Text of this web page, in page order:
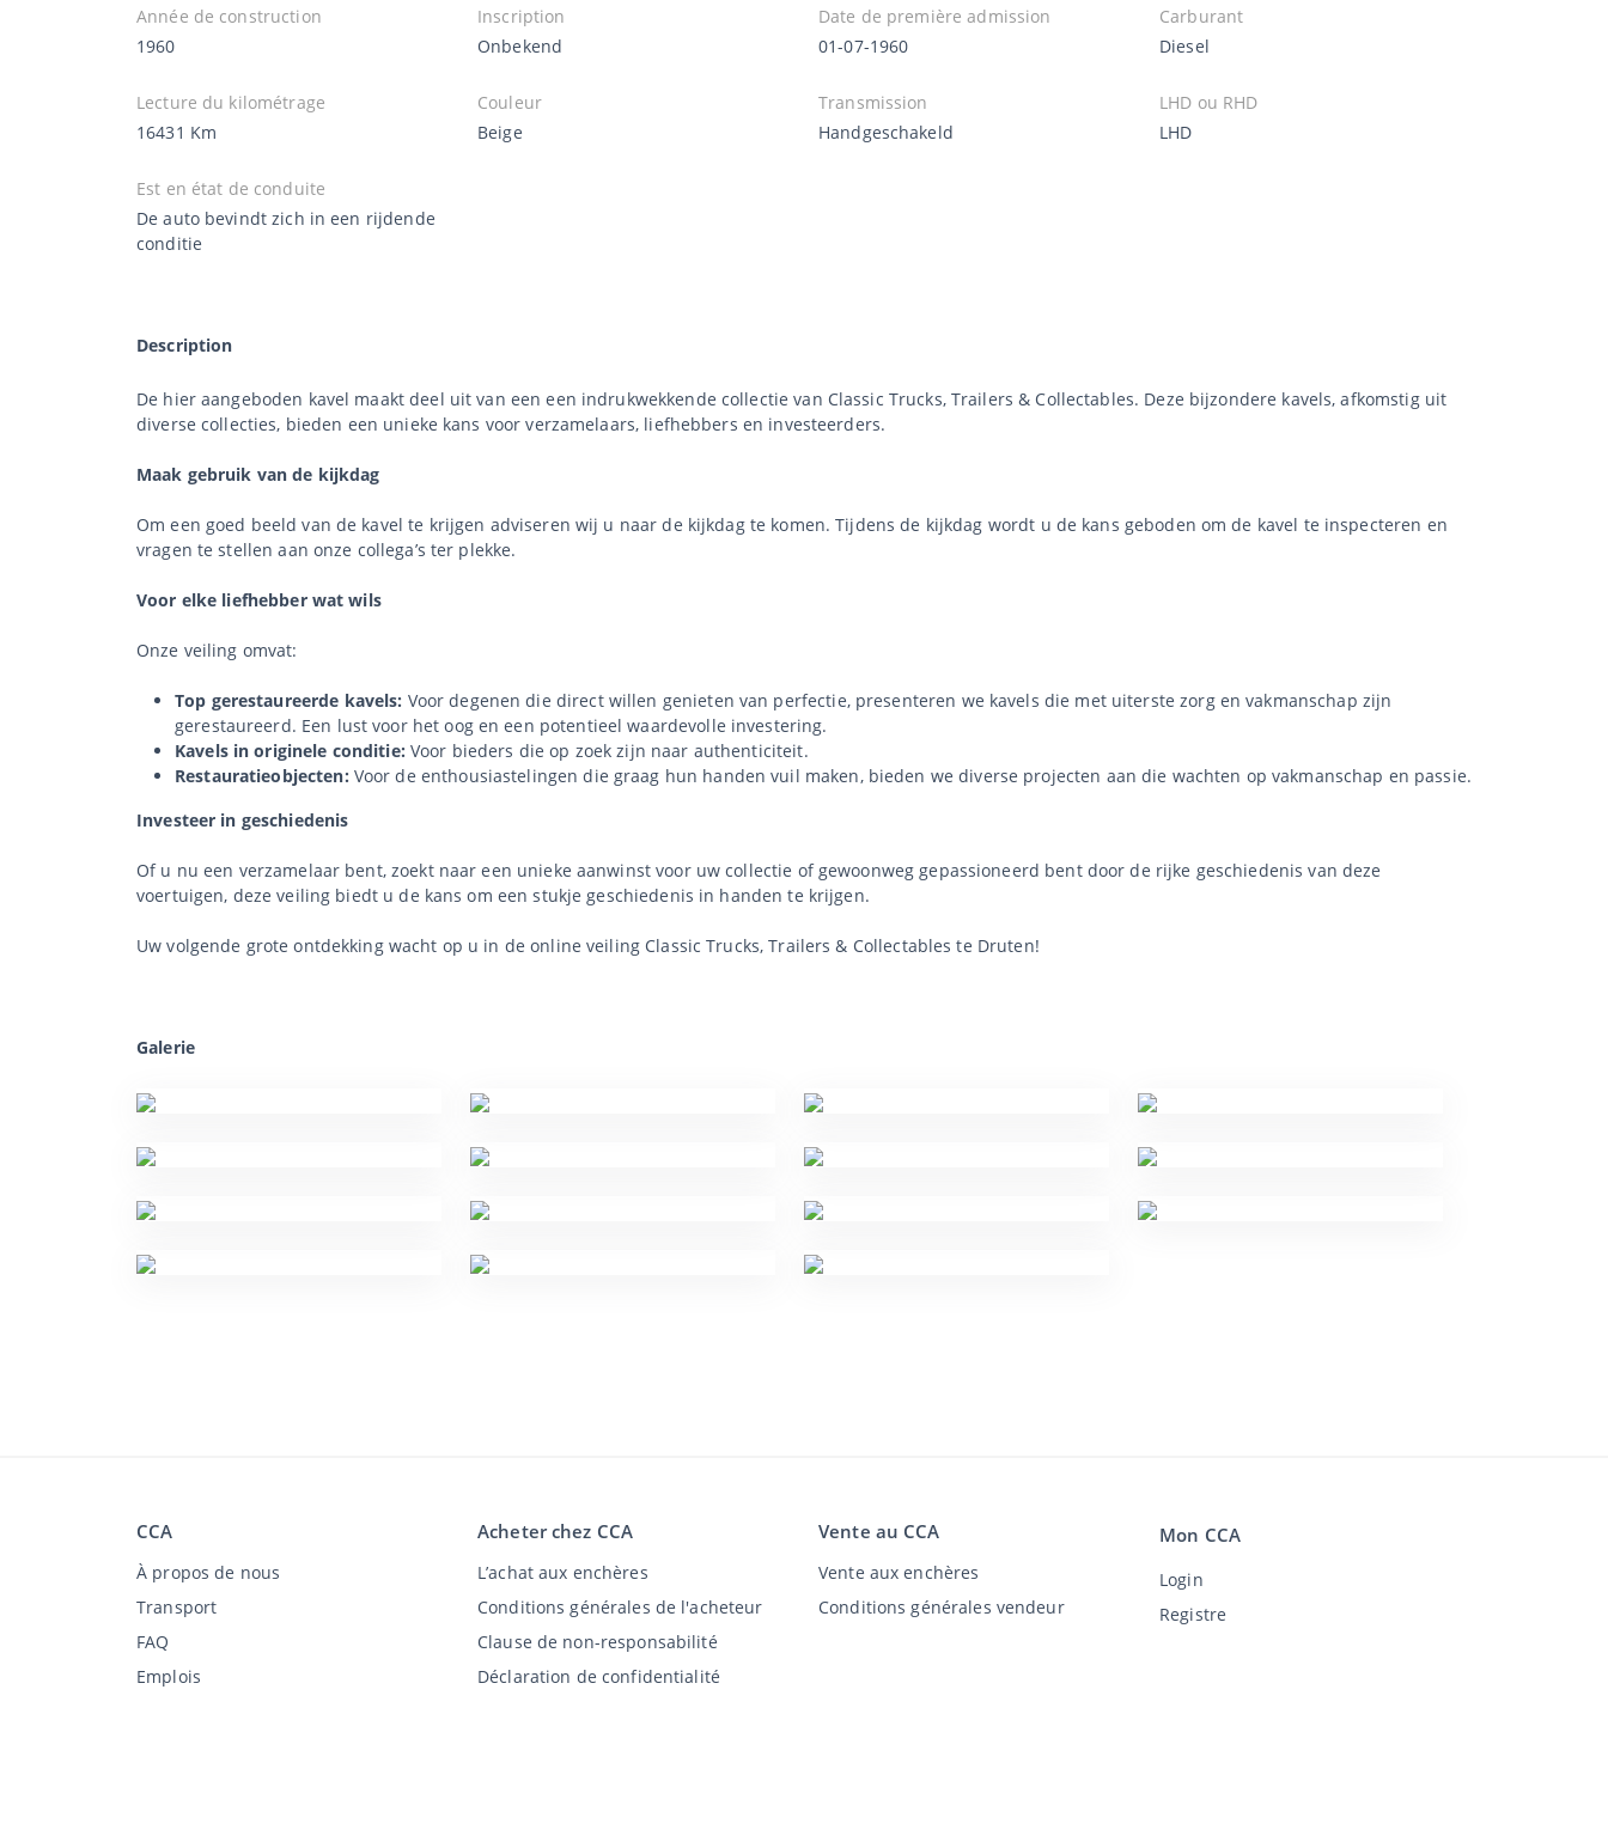
Année de construction
1960
Inscription
Onbekend
Date de première admission
01-07-1960
Carburant
Diesel
Lecture du kilométrage
16431 Km
Couleur
Beige
Transmission
Handgeschakeld
LHD ou RHD
LHD
Est en état de conduite
De auto bevindt zich in een rijdende
conditie
Description
De hier aangeboden kavel maakt deel uit van een een indrukwekkende collectie van Classic Trucks, Trailers & Collectables. Deze bijzondere kavels, afkomstig uit
diverse collecties, bieden een unieke kans voor verzamelaars, liefhebbers en investeerders.
Maak gebruik van de kijkdag
Om een goed beeld van de kavel te krijgen adviseren wij u naar de kijkdag te komen. Tijdens de kijkdag wordt u de kans geboden om de kavel te inspecteren en
vragen te stellen aan onze collega’s ter plekke.
Voor elke liefhebber wat wils
Onze veiling omvat:
Top gerestaureerde kavels: Voor degenen die direct willen genieten van perfectie, presenteren we kavels die met uiterste zorg en vakmanschap zijn
gerestaureerd. Een lust voor het oog en een potentieel waardevolle investering.
Kavels in originele conditie: Voor bieders die op zoek zijn naar authenticiteit.
Restauratieobjecten: Voor de enthousiastelingen die graag hun handen vuil maken, bieden we diverse projecten aan die wachten op vakmanschap en passie.
Investeer in geschiedenis
Of u nu een verzamelaar bent, zoekt naar een unieke aanwinst voor uw collectie of gewoonweg gepassioneerd bent door de rijke geschiedenis van deze
voertuigen, deze veiling biedt u de kans om een stukje geschiedenis in handen te krijgen.
Uw volgende grote ontdekking wacht op u in de online veiling Classic Trucks, Trailers & Collectables te Druten!
Galerie
CCA
À propos de nous
Transport
FAQ
Emplois
Acheter chez CCA
L’achat aux enchères
Conditions générales de l'acheteur
Clause de non-responsabilité
Déclaration de confidentialité
Vente au CCA
Vente aux enchères
Conditions générales vendeur
Mon CCA
Login
Registre